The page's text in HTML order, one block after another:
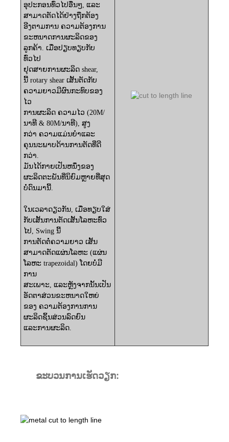
ອຸປະກອນທົ່ວໄປອື່ນໆ, ແລະ
ສາມາດຕັດໄດ້ຢ່າງຖືກຕ້ອງ
ອີງຕາມການ ຄວາມຕ້ອງການ
ຂະຫນາດການຜະລິດຂອງ
ລູກຄ້າ. ເມື່ອປຽບທຽບກັບ
ທົ່ວໄປ
ຢຸດສາຍການຜະລິດ shear,
ນີ້ rotary shear ເສັ້ນຕັດກັບ
ຄວາມຍາວມີຜົນກະທົບຂອງ
ໄວ
ການຜະລິດ ຄວາມໄວ (20M/
ນາທີ & 80M/ນາທີ), ສູງ
ກວ່າ ຄວາມແມ່ນຍໍາແລະ
ຄຸນນະພາບດ້ານການຕັດທີ່ດີ
ກວ່າ.
ມັນໄດ້ກາຍເປັນຫນຶ່ງຂອງ
ຜະລິດຕະພັນທີ່ນິຍົມຫຼາຍທີ່ສຸດ
ບໍ່ດົນມານີ້.
ໃນ​ເວ​ລາ​ດຽວ​ກັນ​, ເມື່ອ​ທຽບ​ໃສ່​
ກັບ​ເສັ້ນ​ການ​ຕັດ​ເສັ້ນ​ໂລ​ຫະ​ທົ່ວ​
ໄປ​, Swing ນີ້​
ການຕັດຕໍ່ຄວາມຍາວ ເສັ້ນ
ສາມາດຕັດແຜ່ນໂລຫະ (ແຜ່ນ
ໂລຫະ trapezoidal) ໂດຍບໍ່ມີ
ການ
ສະເພາະ, ແລະຫຼັງຈາກນັ້ນເປັນ
ອັດຕາສ່ວນຂະຫນາດໃຫຍ່
ຂອງ ຄວາມຕ້ອງການການ
ຜະລິດຊິ້ນສ່ວນລົດຍົນ
ແລະການຜະລິດ.
ຂະບວນການເຮັດວຽກ: